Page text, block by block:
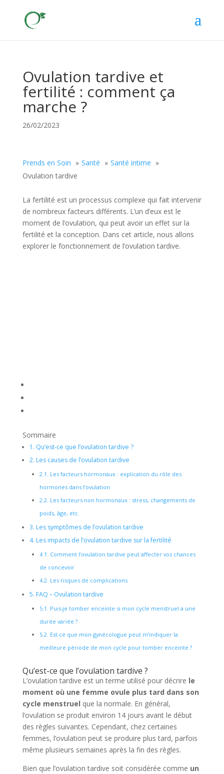
Ovulation tardive et
fertilité : comment ça
marche ?
26/02/2023
Prends en Soin Santé
Santé intime
Ovulation tardive
La fertilité est un processus complexe qui fait intervenir
de nombreux facteurs différents. L’un d’eux est le
moment de l’ovulation, qui peut avoir un effet sur la
fertilité et la conception. Dans cet article, nous allons
explorer le fonctionnement de l’ovulation tardive.
Sommaire
1. Qu’est-ce que l’ovulation tardive ?
2. Les causes de l’ovulation tardive
2.1. Les facteurs hormonaux : explication du rôle des
hormones dans l’ovulation
2.2. Les facteurs non hormonaux : stress, changements de
poids, âge, etc.
3. Les symptômes de l’ovulation tardive
4. Les impacts de l’ovulation tardive sur la fertilité
4.1. Comment l’ovulation tardive peut affecter vos chances
de concevoir
4.2. Les risques de complications
5. FAQ – Ovulation tardive
5.1. Puis-je tomber enceinte si mon cycle menstruel a une
durée variée ?
5.2. Est-ce que mon gynécologue peut m’indiquer la
meilleure période de mon cycle pour tomber enceinte ?
Qu’est-ce que l’ovulation tardive ?
L’ovulation tardive est un terme utilisé pour décrire le
moment où une femme ovule plus tard dans son
cycle menstruel que la normale. En général,
l’ovulation se produit environ 14 jours avant le début
des règles suivantes. Cependant, chez certaines
femmes, l’ovulation peut se produire plus tard, parfois
même plusieurs semaines après la fin des règles.
Bien que l’ovulation tardive soit considérée comme un